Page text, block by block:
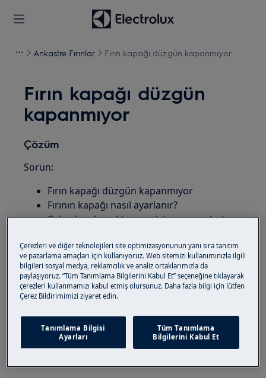
Ankastre Fırınlar Fırın kapağı düzgün kapanmıyor
Fırın kapağı düzgün
kapanmıyor
Çözüm
Sorun:
Fırın kapağı düzgün kapanmıyor
Fırının kapağı nasıl ayarlanır?
Çalışırken kapaktan sıcak hava veya buhar
İlgili olanlar:
Ankastre fırın
Solo ocak
Çözüm:
1. Yetkili Servis Merkezi ile irtibata geçin
Çerezleri ve diğer teknolojileri site optimizasyonunun yanı sıra tanıtım
ve pazarlama amaçları için kullanıyoruz. Web sitemizi kullanımınızla ilgili
bilgileri sosyal medya, reklamcılık ve analiz ortaklarımızla da
paylaşıyoruz. “Tüm Tanımlama Bilgilerini Kabul Et” seçeneğine tıklayarak
çerezleri kullanmamızı kabul etmiş olursunuz. Daha fazla bilgi için lütfen
Çerez Bildirimimizi ziyaret edin.
Tanımlama Bilgisi
Ayarları
Tüm Tanımlama
Bilgilerini Kabul Et